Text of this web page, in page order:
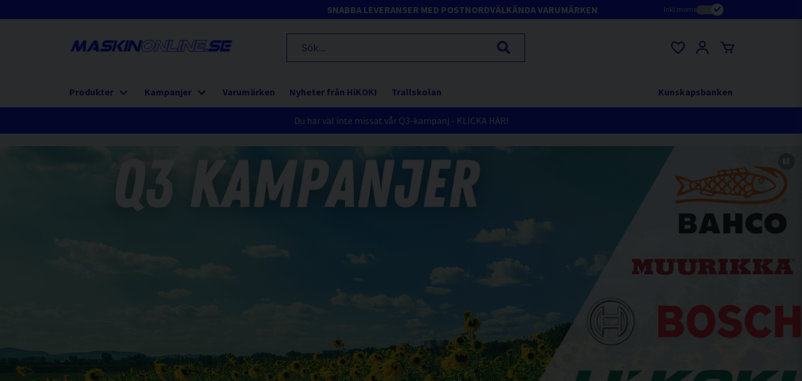
SNABBA LEVERANSER MED POSTNORDVÄLKÄNDA VARUMÄRKEN Inkl.moms
Produkter Kampanjer Varumärken Nyheter från HiKOKI Trallskolan Kunskapsbanken
Du har väl inte missat vår Q3-kampanj - KLICKA HÄR!